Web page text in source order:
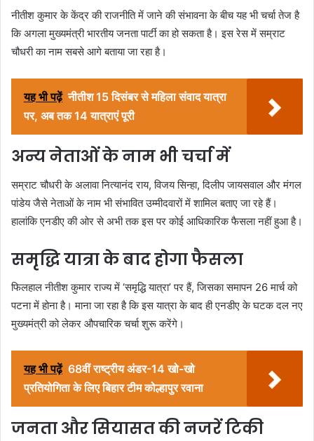
नीतीश कुमार के केंद्र की राजनीति में जाने की संभावना के बीच यह भी चर्चा तेज है
कि अगला मुख्यमंत्री भारतीय जनता पार्टी का हो सकता है। इस रेस में सम्राट
चौधरी का नाम सबसे आगे बताया जा रहा है।
यह भी पढ़ें नीतीश 15 दिसंबर से महिला संवाद यात्रा
पर, अब तक 14 यात्राएं पूरी
अन्य नेताओं के नाम भी चर्चा में
सम्राट चौधरी के अलावा नित्यानंद राय, विजय सिन्हा, दिलीप जायसवाल और मंगल
पांडेय जैसे नेताओं के नाम भी संभावित उम्मीदवारों में शामिल बताए जा रहे हैं।
हालांकि एनडीए की ओर से अभी तक इस पर कोई आधिकारिक फैसला नहीं हुआ है।
समृद्धि यात्रा के बाद होगा फैसला
फिलहाल नीतीश कुमार राज्य में ‘समृद्धि यात्रा’ पर हैं, जिसका समापन 26 मार्च को
पटना में होना है। माना जा रहा है कि इस यात्रा के बाद ही एनडीए के घटक दल नए
मुख्यमंत्री को लेकर औपचारिक चर्चा शुरू करेंगे।
यह भी पढ़ें 68वीं राष्ट्रीय अंडर-14 खो-खो
प्रतियोगिता के लिए बिहार टीम कोल्हापुर रवाना
जनता और सियासत की नजरें टिकी